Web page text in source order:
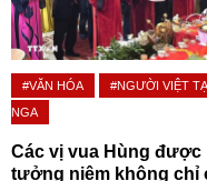
#VĂN HÓA
#NGƯỜI VIỆT
NGA
Các vị vua Hùng được
tưởng niệm không chỉ